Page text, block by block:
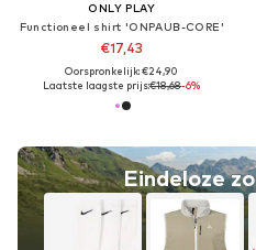
ONLY PLAY
Functioneel shirt 'ONPAUB-CORE'
€17,43
Oorspronkelijk: €24,90
Laatste laagste prijs:€18,68-6%
Eindeloze